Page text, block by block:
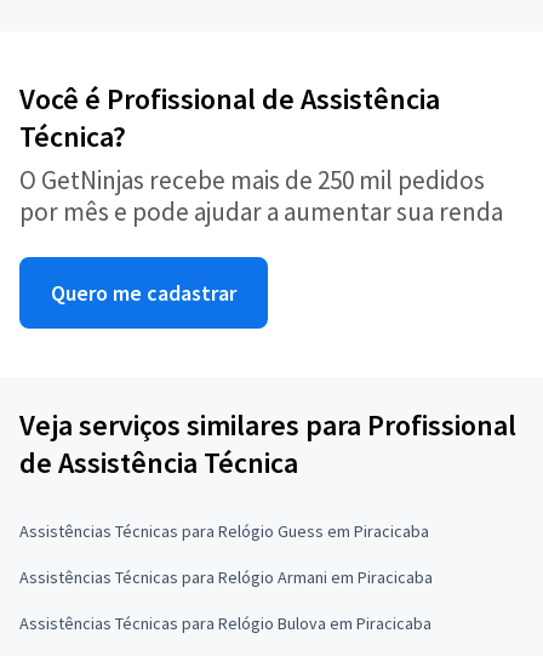
Você é Profissional de Assistência
Técnica?
O GetNinjas recebe mais de 250 mil pedidos
por mês e pode ajudar a aumentar sua renda
Quero me cadastrar
Veja serviços similares para Profissional
de Assistência Técnica
Assistências Técnicas para Relógio Guess em Piracicaba
Assistências Técnicas para Relógio Armani em Piracicaba
Assistências Técnicas para Relógio Bulova em Piracicaba